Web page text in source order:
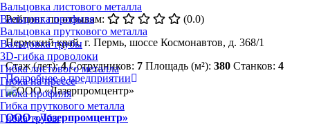
Вальцовка листового металла
Вальцовка профиля
Вальцовка пруткового металла
Вальцовка трубы
3D-гибка проволоки
Гибка листового металла
Гибка на прессе
Гибка профиля
Гибка пруткового металла
Гибка трубы
Рейтинг по отзывам:
(0.0)
Пермский край, г. Пермь, шоссе Космонавтов, д. 368/1
Стаж (лет):4 Сотрудников: 7 Площадь (м²): 380 Станков: 4
Подробнее о предприятии
ООО «Лазерпромцентр»